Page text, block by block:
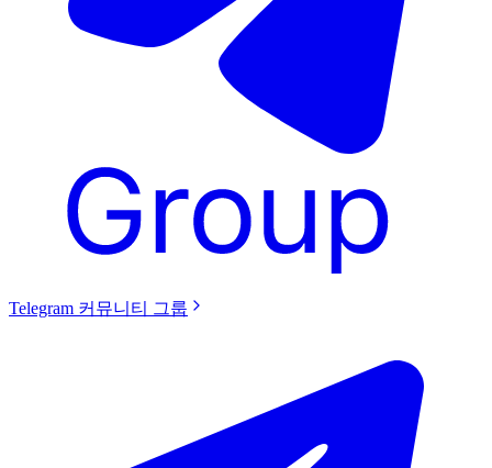
Telegram 커뮤니티 그룹